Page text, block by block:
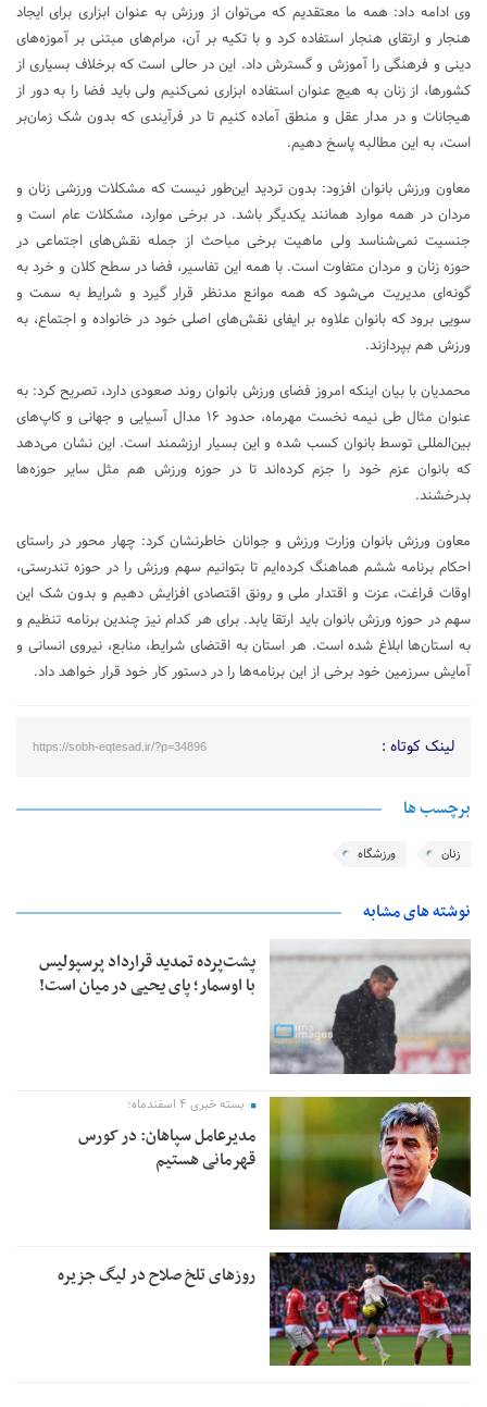
وی ادامه داد: همه ما معتقدیم که می‌توان از ورزش به عنوان ابزاری برای ایجاد
هنجار و ارتقای هنجار استفاده کرد و با تکیه بر آن، مرام‌های مبتنی بر آموزه‌های
دینی و فرهنگی را آموزش و گسترش داد. این در حالی است که برخلاف بسیاری از
کشورها، از زنان به هیچ عنوان استفاده ابزاری نمی‌کنیم ولی باید فضا را به دور از
هیجانات و در مدار عقل و منطق آماده کنیم تا در فرآیندی که بدون شک زمان‌بر
است، به این مطالبه پاسخ دهیم.
معاون ورزش بانوان افزود: بدون تردید این‌طور نیست که مشکلات ورزشی زنان و
مردان در همه موارد همانند یکدیگر باشد. در برخی موارد، مشکلات عام است و
جنسیت نمی‌شناسد ولی ماهیت برخی مباحث از جمله نقش‌های اجتماعی در
حوزه زنان و مردان متفاوت است. با همه این تفاسیر، فضا در سطح کلان و خرد به
گونه‌ای مدیریت می‌شود که همه موانع مدنظر قرار گیرد و شرایط به سمت و
سویی برود که بانوان علاوه بر ایفای نقش‌های اصلی خود در خانواده و اجتماع، به
ورزش هم بپردازند.
محمدیان با بیان اینکه امروز فضای ورزش بانوان روند صعودی دارد، تصریح کرد: به
عنوان مثال طی نیمه نخست مهرماه، حدود ۱۶ مدال آسیایی و جهانی و کاپ‌های
بین‌المللی توسط بانوان کسب شده و این بسیار ارزشمند است. این نشان می‌دهد
که بانوان عزم خود را جزم کرده‌اند تا در حوزه ورزش هم مثل سایر حوزه‌ها
بدرخشند.
معاون ورزش بانوان وزارت ورزش و جوانان خاطرنشان کرد: چهار محور در راستای
احکام برنامه ششم هماهنگ کرده‌ایم تا بتوانیم سهم ورزش را در حوزه تندرستی،
اوقات فراغت، عزت و اقتدار ملی و رونق اقتصادی افزایش دهیم و بدون شک این
سهم در حوزه ورزش بانوان باید ارتقا یابد. برای هر کدام نیز چندین برنامه تنظیم و
به استان‌ها ابلاغ شده است. هر استان به اقتضای شرایط، منابع، نیروی انسانی و
آمایش سرزمین خود برخی از این برنامه‌ها را در دستور کار خود قرار خواهد داد.
لینک کوتاه : https://sobh-eqtesad.ir/?p=34896
برچسب ها
زنان ورزشگاه
نوشته های مشابه
پشت‌پرده تمدید قرارداد پرسپولیس
با اوسمار؛ پای یحیی در میان است!
بسته خبری ۴ اسفندماه؛
مدیرعامل سپاهان: در کورس
قهرمانی هستیم
روزهای تلخ صلاح در لیگ جزیره